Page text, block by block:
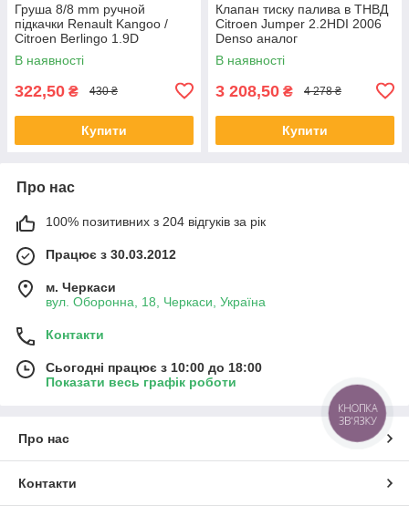
Груша 8/8 mm ручной
підкачки Renault Kangoo /
Citroen Berlingo 1.9D
В наявності
322,50 ₴ 430 ₴
Купити
Клапан тиску палива в ТНВД
Citroen Jumper 2.2HDI 2006
Denso аналог
В наявності
3 208,50 ₴ 4 278 ₴
Купити
Про нас
100% позитивних з 204 відгуків за рік
Працює з 30.03.2012
м. Черкаси
вул. Оборонна, 18, Черкаси, Україна
Контакти
Сьогодні працює з 10:00 до 18:00
Показати весь графік роботи
Про нас
Контакти
КНОПКА
ЗВ'ЯЗКУ